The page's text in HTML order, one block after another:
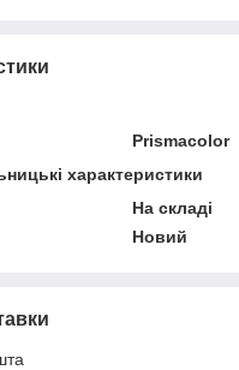
Prismacolor
характеристики
На складі
Новий